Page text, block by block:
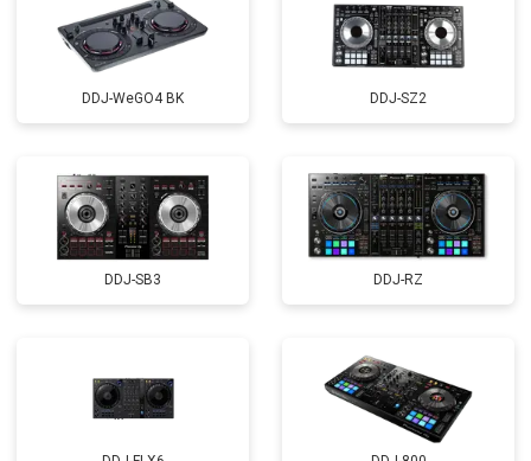
DDJ-WeGO4 BK DDJ-SZ2
DDJ-SB3 DDJ-RZ